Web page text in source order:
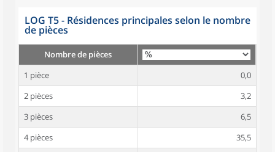
LOG T5 - Résidences principales selon le nombre
de pièces
Nombre de pièces
1 pièce
0,0
2 pièces
3,2
3 pièces
6,5
4 pièces
35,5